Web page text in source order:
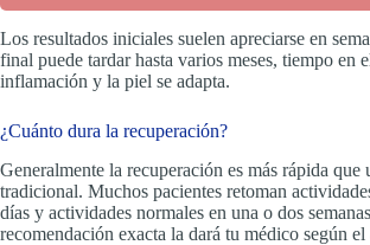
Los resultados iniciales suelen apreciarse en
final puede tardar hasta varios meses, tiempo en
inflamación y la piel se adapta.
¿Cuánto dura la recuperación?
Generalmente la recuperación es más rápida que
tradicional. Muchos pacientes retoman
días y actividades normales en una o dos
recomendación exacta la dará tu médico según el